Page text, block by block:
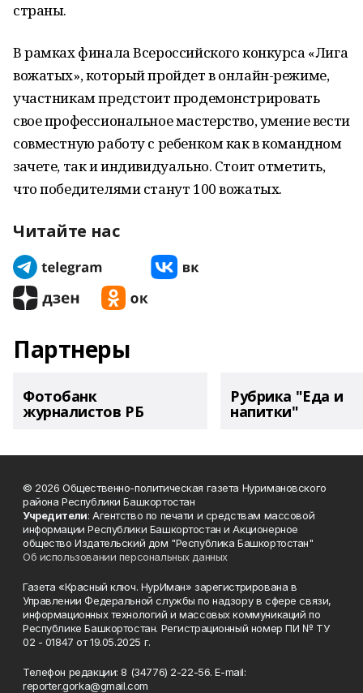
страны.
В рамках финала Всероссийского конкурса «Лига
вожатых», который пройдет в онлайн-режиме,
участникам предстоит продемонстрировать
свое профессиональное мастерство, умение вести
совместную работу с ребенком как в командном
зачете, так и индивидуально. Стоит отметить,
что победителями станут 100 вожатых.
Читайте нас
Партнеры
Фотобанк
журналистов РБ
Рубрика "Еда и
напитки"
© 2026 Общественно-политическая газета Нуримановского
района Республики Башкортостан
Учредители: Агентство по печати и средствам массовой
информации Республики Башкортостан и Акционерное
общество Издательский дом "Республика Башкортостан"
Об использовании персональных данных
Газета «Красный ключ. НурИман» зарегистрирована в
Управлении Федеральной службы по надзору в сфере связи,
информационных технологий и массовых коммуникаций по
Республике Башкортостан. Регистрационный номер ПИ № ТУ
02 - 01847 от 19.05.2025 г.
Телефон редакции: 8 (34776) 2-22-56. E-mail:
reporter.gorka@gmail.com